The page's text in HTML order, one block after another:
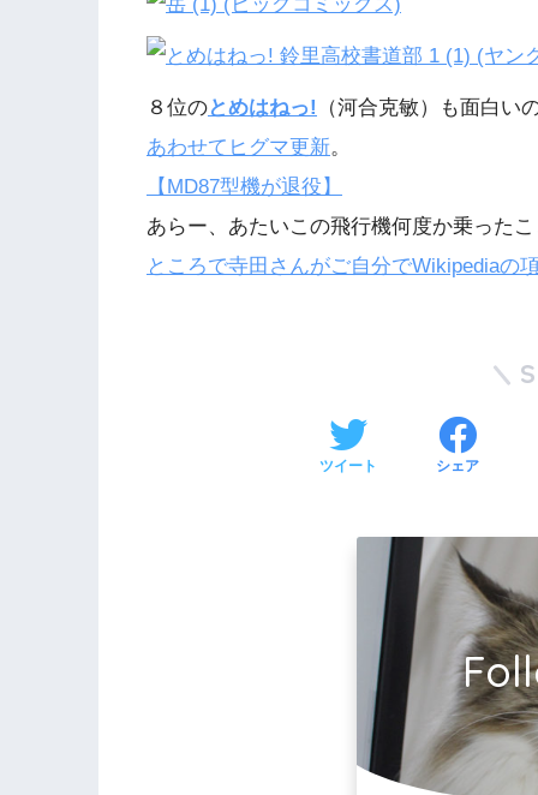
８位のとめはねっ!
（河合克敏）も面白い
あわせてヒグマ更新。
【MD87型機が退役】
あらー、あたいこの飛行機何度か乗った
ところで寺田さんがご自分でWikipediaの
ツイート シェア